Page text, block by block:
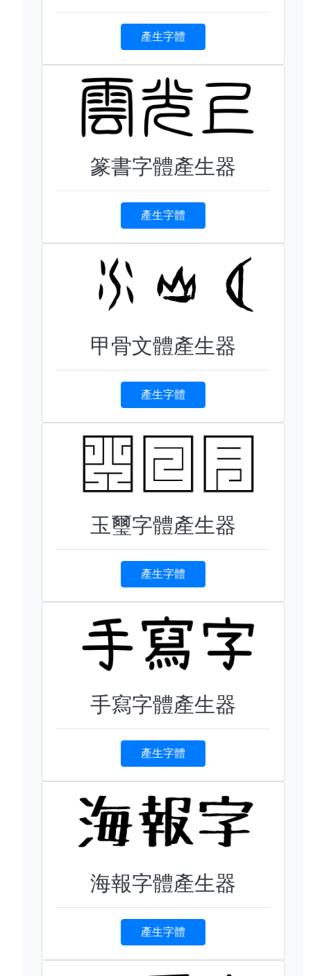
產生字體
篆書字體產生器
產生字體
甲骨文體產生器
產生字體
玉璽字體產生器
產生字體
手寫字體產生器
產生字體
海報字體產生器
產生字體